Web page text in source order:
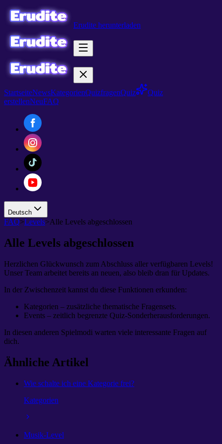
Erudite herunterladen
StartseiteNewsKategorienQuizfragenQuiz
Quiz
erstellenNeuFAQ
Deutsch
FAQ>Levels>Alle Levels abgeschlossen
Alle Levels abgeschlossen
Herzlichen Glückwunsch zum Abschluss aller verfügbaren Levels!
Unser Team arbeitet bereits an neuen, also bleib dran für Updates.
In der Zwischenzeit kannst du diese Funktionen erkunden:
Kategorien – zusätzliche thematische Fragensets.
Events – zeitlich begrenzte Quiz-Sonderherausforderungen.
In diesen anderen Spielmodi warten viele interessante Fragen auf
dich.
Ähnliche Artikel
Wie schalte ich eine Kategorie frei?
Kategorien
Musik-Level